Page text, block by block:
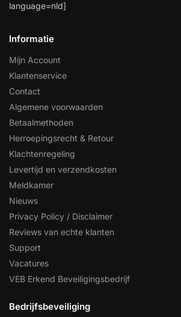
language=nld]
Informatie
Mijn Account
Klantenservice
Contact
Algemene voorwaarden
Betaalmethoden
Herroepingsrecht & Retour
Klachtenregeling
Levertijd en verzendkosten
Meldkamer
Nieuws
Privacy Policy / Disclaimer
Reviews van echte klanten
Support
Vacatures
VEB Erkend Beveiligingsbedrijf
Bedrijfsbeveiliging